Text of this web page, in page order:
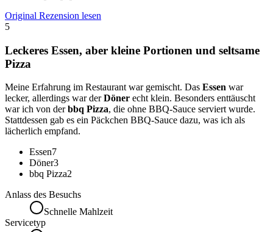
Original Rezension lesen
5
Leckeres Essen, aber kleine Portionen und seltsame
Pizza
Meine Erfahrung im Restaurant war gemischt. Das Essen war
lecker, allerdings war derDöner echt klein. Besonders enttäuscht
war ich von derbbq Pizza, die ohne BBQ-Sauce serviert wurde.
Stattdessen gab es ein Päckchen BBQ-Sauce dazu, was ich als
lächerlich empfand.
Essen7
Döner3
bbq Pizza2
Anlass des Besuchs
Schnelle Mahlzeit
Servicetyp